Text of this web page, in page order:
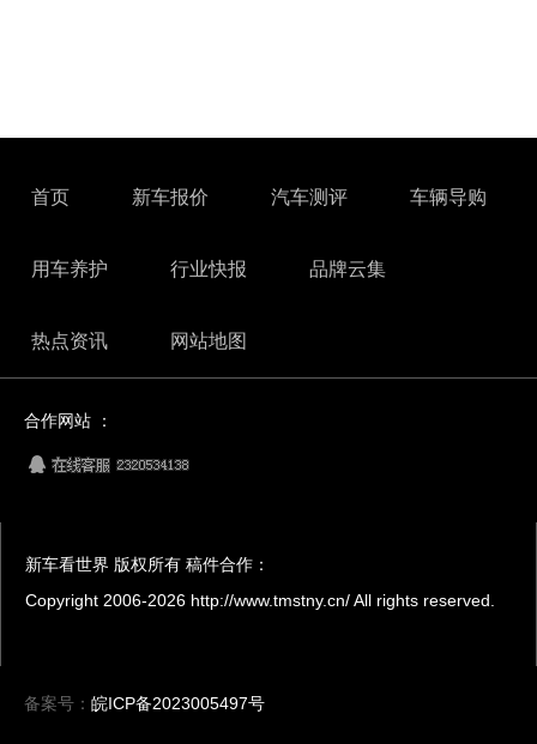
首页 新车报价 汽车测评 车辆导购
用车养护 行业快报 品牌云集
热点资讯 网站地图
合作网站 ：
新车看世界 版权所有 稿件合作：
Copyright 2006-2026 http://www.tmstny.cn/ All rights reserved.
备案号： 皖ICP备2023005497号